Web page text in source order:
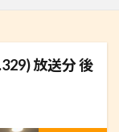
放送分 後